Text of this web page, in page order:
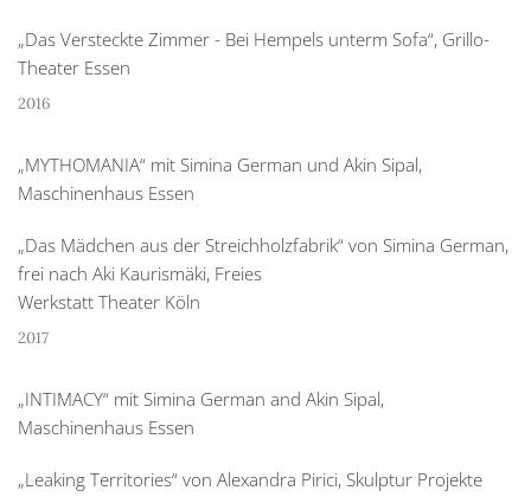
„Das Versteckte Zimmer - Bei Hempels unterm Sofa“, Grillo-
Theater Essen
2016
„MYTHOMANIA“ mit Simina German und Akin Sipal,
Maschinenhaus Essen
„Das Mädchen aus der Streichholzfabrik“ von Simina German,
frei nach Aki Kaurismäki, Freies
Werkstatt Theater Köln
2017
„INTIMACY“ mit Simina German and Akin Sipal,
Maschinenhaus Essen
„Leaking Territories“ von Alexandra Pirici, Skulptur Projekte